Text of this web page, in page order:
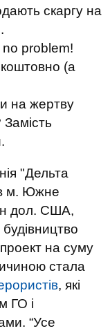
скаргу на
no problem!
(а
на жертву
Замість
"Дельта
м. Южне
дол. США,
на суму
стала
, які
ГО і
“Усе